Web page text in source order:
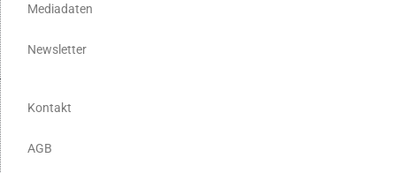
Mediadaten
Newsletter
Kontakt
AGB